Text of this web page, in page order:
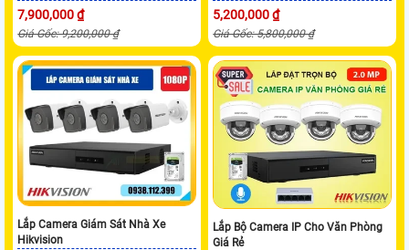
7,900,000 ₫
Giá Gốc: 9,200,000 ₫
5,200,000 ₫
Giá Gốc: 5,800,000 ₫
Lắp Camera Giám Sát Nhà Xe
Hikvision
Lắp Bộ Camera IP Cho Văn Phòng
Giá Rẻ